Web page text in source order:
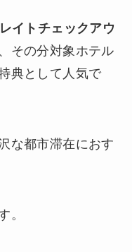
イトチェックアウ
その分対象ホテル
典として人気で
な都市滞在におす
。